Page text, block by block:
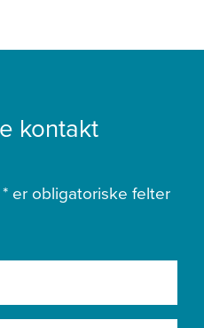
kontakt
er obligatoriske felter